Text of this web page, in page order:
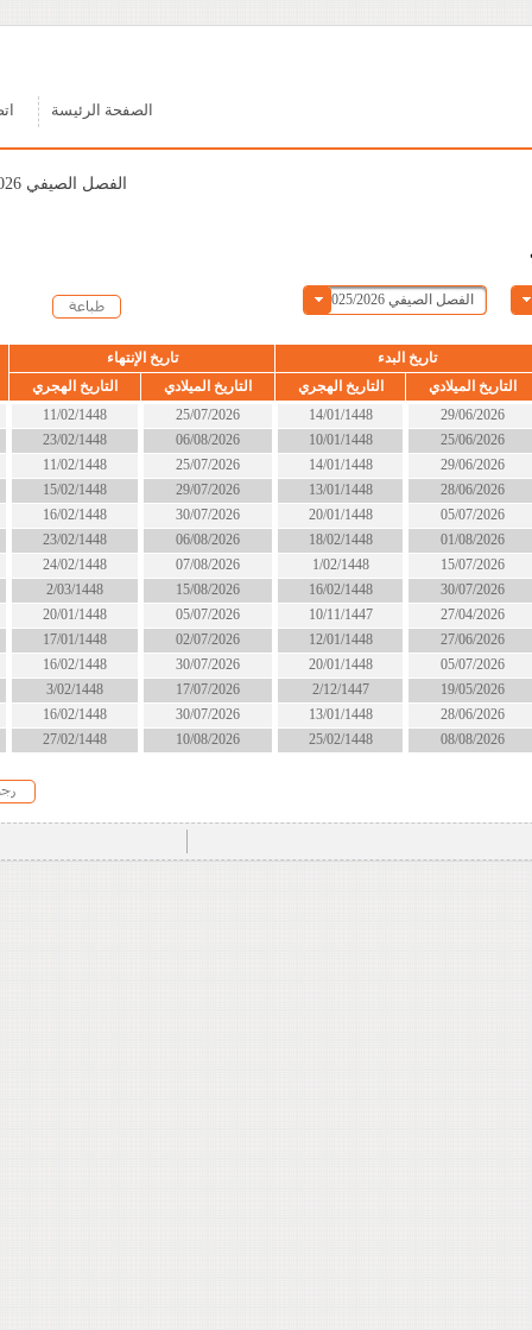
اتصل بنا
الحالة
التاريخ الهجري
التاريخ الميلادي
التاريخ الهجري
14/01/1448
10/01/1448
14/01/1448
13/01/1448
20/01/1448
18/02/1448
1/02/1448
16/02/1448
10/11/1447
12/01/1448
20/01/1448
2/12/1447
13/01/1448
25/02/1448
25/07/2026
06/08/2026
25/07/2026
29/07/2026
30/07/2026
06/08/2026
07/08/2026
15/08/2026
05/07/2026
02/07/2026
30/07/2026
17/07/2026
30/07/2026
10/08/2026
11/02/1448
23/02/1448
11/02/1448
15/02/1448
16/02/1448
23/02/1448
24/02/1448
2/03/1448
20/01/1448
17/01/1448
16/02/1448
3/02/1448
16/02/1448
27/02/1448